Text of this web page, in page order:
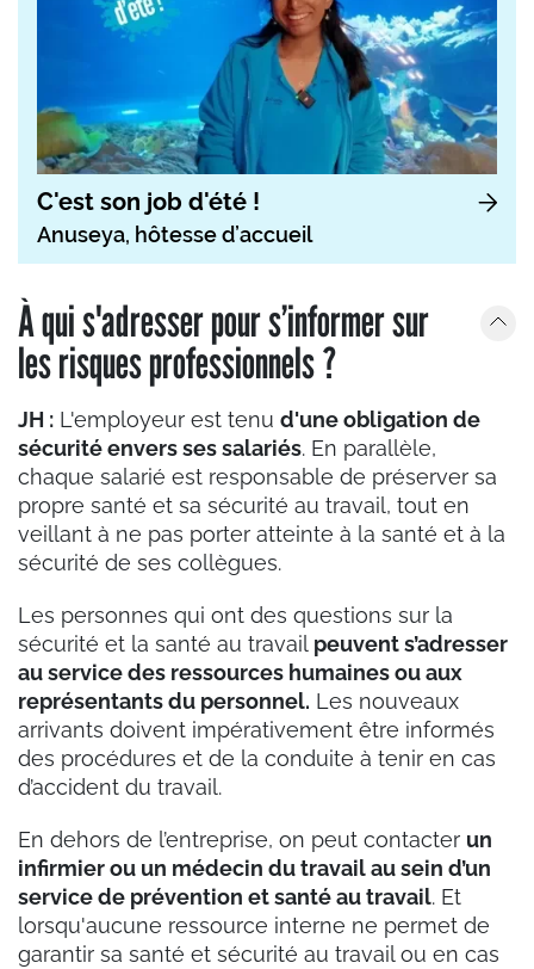
C'est son job d'été !
Anuseya, hôtesse d’accueil
À qui s'adresser pour s’informer sur
les risques professionnels ?
JH : L'employeur est tenu d'une obligation de
sécurité envers ses salariés. En parallèle,
chaque salarié est responsable de préserver sa
propre santé et sa sécurité au travail, tout en
veillant à ne pas porter atteinte à la santé et à la
sécurité de ses collègues.
Les personnes qui ont des questions sur la
sécurité et la santé au travail peuvent s’adresser
au service des ressources humaines ou aux
représentants du personnel. Les nouveaux
arrivants doivent impérativement être informés
des procédures et de la conduite à tenir en cas
d’accident du travail.
En dehors de l’entreprise, on peut contacter un
infirmier ou un médecin du travail au sein d’un
service de prévention et santé au travail. Et
lorsqu'aucune ressource interne ne permet de
garantir sa santé et sécurité au travail ou en cas